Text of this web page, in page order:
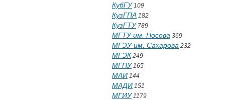
КубГУ109
КузГПА 182
КузГТУ789
МГТУ им. Носова 369
МГЭУ им. Сахарова 232
МГЭК 249
МГПУ165
МАИ 144
МАДИ 151
МГИУ1179